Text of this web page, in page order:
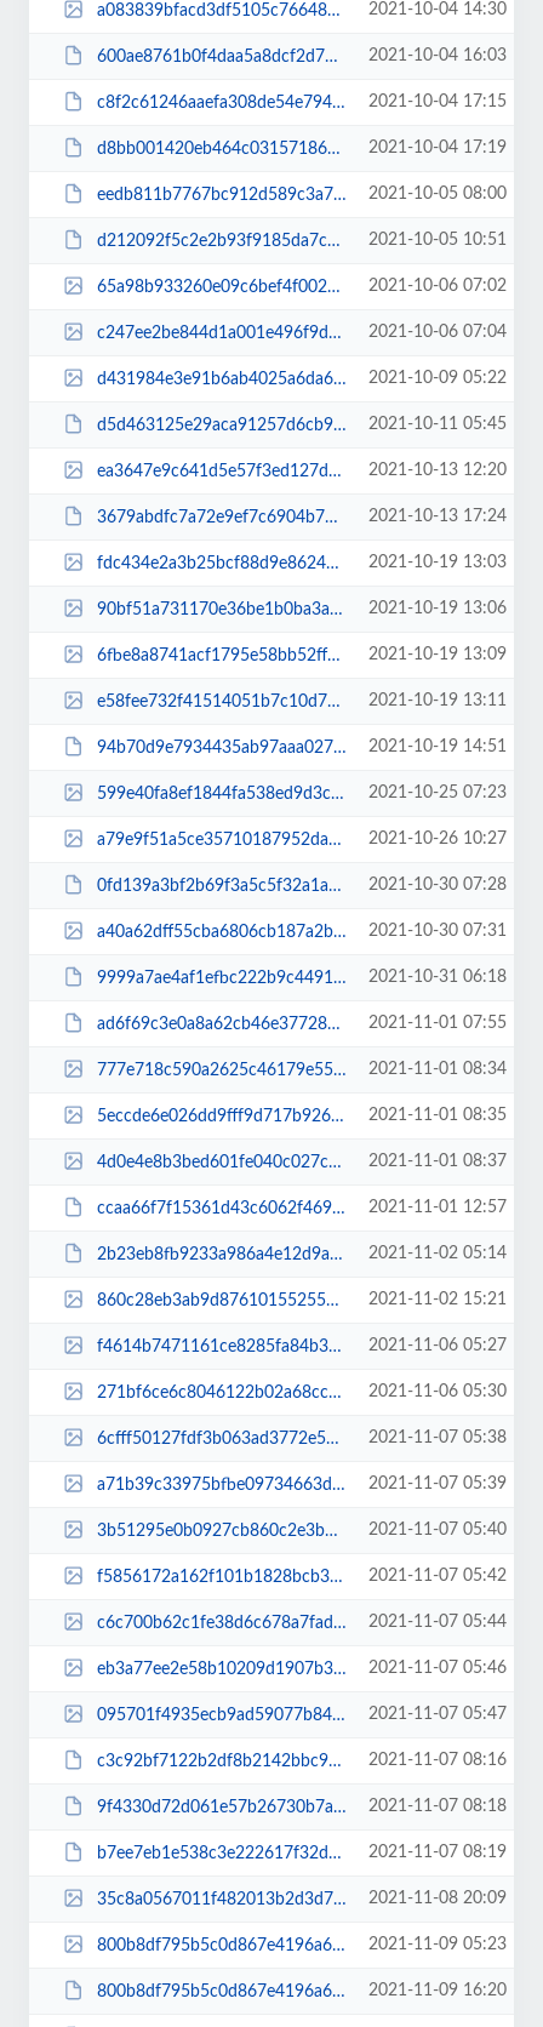
a083839bfacd3df5105c76648c33bcf4.jpg 2021-10-04 14:30
600ae8761b0f4daa5a8dcf2d74c2d6af.pdf 2021-10-04 16:03
c8f2c61246aaefa308de54e7940d1ae6.pdf 2021-10-04 17:15
d8bb001420eb464c0315718637207a96.pdf 2021-10-04 17:19
eedb811b7767bc912d589c3a73a5df63.pdf 2021-10-05 08:00
d212092f5c2e2b93f9185da7cdc7f4e9.pdf 2021-10-05 10:51
65a98b933260e09c6bef4f0027b608ca.jpg 2021-10-06 07:02
c247ee2be844d1a001e496f9d086f433.jpg 2021-10-06 07:04
d431984e3e91b6ab4025a6da658b4877.jpg 2021-10-09 05:22
d5d463125e29aca91257d6cb981b79c6.pdf 2021-10-11 05:45
ea3647e9c641d5e57f3ed127d43aad93.jpg 2021-10-13 12:20
3679abdfc7a72e9ef7c6904b78731440.pdf 2021-10-13 17:24
fdc434e2a3b25bcf88d9e86249a03319.jpg 2021-10-19 13:03
90bf51a731170e36be1b0ba3a0fd0b43.jpg 2021-10-19 13:06
6fbe8a8741acf1795e58bb52ff92b85b.jpg 2021-10-19 13:09
e58fee732f41514051b7c10d76d0dad0.jpg 2021-10-19 13:11
94b70d9e7934435ab97aaa0271351d20.pdf 2021-10-19 14:51
599e40fa8ef1844fa538ed9d3cd95150.jpg 2021-10-25 07:23
a79e9f51a5ce35710187952daa12c94f.jpg 2021-10-26 10:27
0fd139a3bf2b69f3a5c5f32a1a83cd15.pdf 2021-10-30 07:28
a40a62dff55cba6806cb187a2be413e8.jpg 2021-10-30 07:31
9999a7ae4af1efbc222b9c4491fbeb09.pdf 2021-10-31 06:18
ad6f69c3e0a8a62cb46e3772869ecc1e.pdf 2021-11-01 07:55
777e718c590a2625c46179e557d2ea9b.jpg 2021-11-01 08:34
5eccde6e026dd9fff9d717b926c34f77.jpg 2021-11-01 08:35
4d0e4e8b3bed601fe040c027c31852cc.jpg 2021-11-01 08:37
ccaa66f7f15361d43c6062f469eaf85d.pdf 2021-11-01 12:57
2b23eb8fb9233a986a4e12d9af5bde7c.pdf 2021-11-02 05:14
860c28eb3ab9d876101552557a8f9d06.jpg 2021-11-02 15:21
f4614b7471161ce8285fa84b3366d735.jpg 2021-11-06 05:27
271bf6ce6c8046122b02a68ccc9bf743.jpg 2021-11-06 05:30
6cfff50127fdf3b063ad3772e5b0af18.jpg 2021-11-07 05:38
a71b39c33975bfbe09734663d96ac7fc.jpg 2021-11-07 05:39
3b51295e0b0927cb860c2e3b18d58b45.jpg 2021-11-07 05:40
f5856172a162f101b1828bcb3cde385c.jpg 2021-11-07 05:42
c6c700b62c1fe38d6c678a7fad616e2e.jpg 2021-11-07 05:44
eb3a77ee2e58b10209d1907b33a7df41.jpg 2021-11-07 05:46
095701f4935ecb9ad59077b84b48c78d.jpg 2021-11-07 05:47
c3c92bf7122b2df8b2142bbc9c055941.pdf 2021-11-07 08:16
9f4330d72d061e57b26730b7a864657a.pdf 2021-11-07 08:18
b7ee7eb1e538c3e222617f32d74f7255.pdf 2021-11-07 08:19
35c8a0567011f482013b2d3d74ee0d77.jpg 2021-11-08 20:09
800b8df795b5c0d867e4196a6377954f.jpg 2021-11-09 05:23
800b8df795b5c0d867e4196a6377954fffff.pdf 2021-11-09 16:20